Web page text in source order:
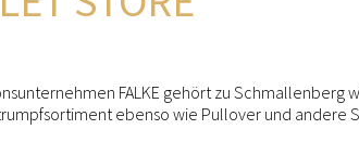
FALKE gehört zu
ebenso wie Pullover und andere